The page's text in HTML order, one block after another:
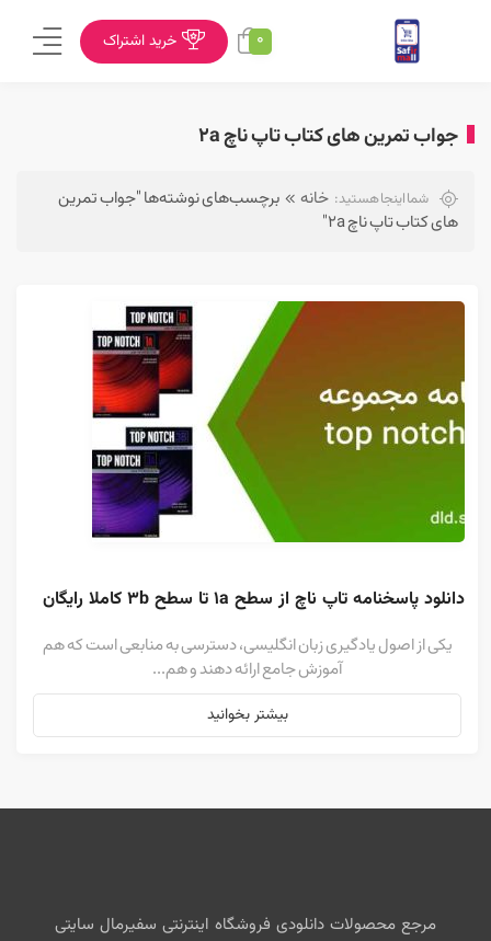
0 خرید اشتراک
جواب تمرین های کتاب تاپ ناچ 2a
شما اینجا هستید: خانه
برچسب‌های نوشته‌ها "جواب تمرین
های کتاب تاپ ناچ 2a"
دانلود پاسخنامه تاپ ناچ از سطح 1a تا سطح 3b کاملا رایگان
یکی از اصول یادگیری زبان انگلیسی، دسترسی به منابعی است که هم
آموزش جامع ارائه دهند و هم...
بیشتر بخوانید
مرجع محصولات دانلودی فروشگاه اینترنتی سفیرمال سایتی